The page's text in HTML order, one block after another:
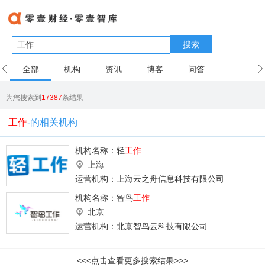
搜索
全部 机构 资讯 博客 问答
为您搜索到17387条结果
工作-的相关机构
机构名称： 轻工作
上海
运营机构：上海云之舟信息科技有限公司
机构名称： 智鸟工作
北京
运营机构：北京智鸟云科技有限公司
<<<点击查看更多搜索结果>>>